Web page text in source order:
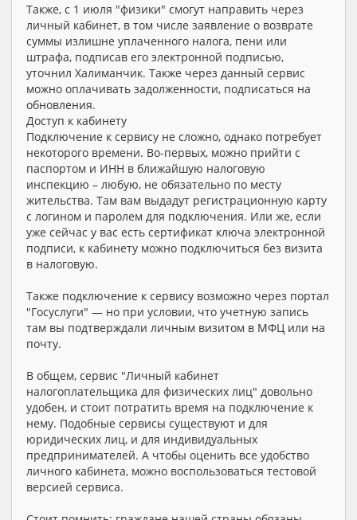
Также, с 1 июля "физики" смогут направить через
личный кабинет, в том числе заявление о возврате
суммы излишне уплаченного налога, пени или
штрафа, подписав его электронной подписью,
уточнил Халиманчик. Также через данный сервис
можно оплачивать задолженности, подписаться на
обновления.
Доступ к кабинету
Подключение к сервису не сложно, однако потребует
некоторого времени. Во-первых, можно прийти с
паспортом и ИНН в ближайшую налоговую
инспекцию – любую, не обязательно по месту
жительства. Там вам выдадут регистрационную карту
с логином и паролем для подключения. Или же, если
уже сейчас у вас есть сертификат ключа электронной
подписи, к кабинету можно подключиться без визита
в налоговую.
Также подключение к сервису возможно через портал
"Госуслуги" — но при условии, что учетную запись
там вы подтверждали личным визитом в МФЦ или на
почту.
В общем, сервис "Личный кабинет
налогоплательщика для физических лиц" довольно
удобен, и стоит потратить время на подключение к
нему. Подобные сервисы существуют и для
юридических лиц, и для индивидуальных
предпринимателей. А чтобы оценить все удобство
личного кабинета, можно воспользоваться тестовой
версией сервиса.